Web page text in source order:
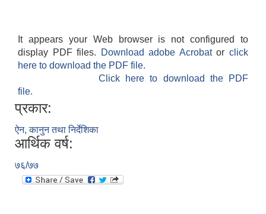
It appears your Web browser is not configured to
display PDF files.
Download adobe Acrobatorclick
here to download the PDF file.
Click here to download the PDF
file.
प्रकार:
ऐन, कानुन तथा निर्देशिका
आर्थिक वर्ष:
७६/७७